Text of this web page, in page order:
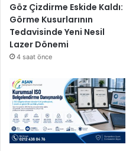
Göz Çizdirme Eskide Kaldı:
Görme Kusurlarının
Tedavisinde Yeni Nesil
Lazer Dönemi
4 saat önce